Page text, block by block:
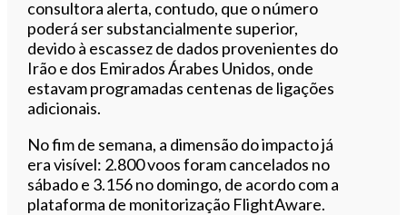
consultora alerta, contudo, que o número
poderá ser substancialmente superior,
devido à escassez de dados provenientes do
Irão e dos Emirados Árabes Unidos, onde
estavam programadas centenas de ligações
adicionais.
No fim de semana, a dimensão do impacto já
era visível: 2.800 voos foram cancelados no
sábado e 3.156 no domingo, de acordo com a
plataforma de monitorização FlightAware.